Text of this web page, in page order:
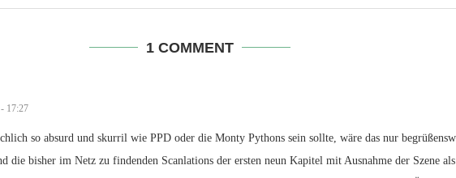
1 COMMENT
17:27
so absurd und skurril wie PPD oder die Monty Pythons sein sollte, wäre das nur
die bisher im Netz zu findenden Scanlations der ersten neun Kapitel mit Ausnahme der Szene